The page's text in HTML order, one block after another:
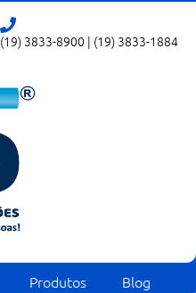
(19) 3833-8900 | (19) 3833-1884
Produtos Blog